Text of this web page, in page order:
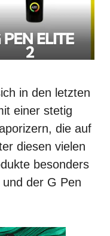
in den letzten
einer stetig
die auf
diesen vielen
besonders
der G Pen